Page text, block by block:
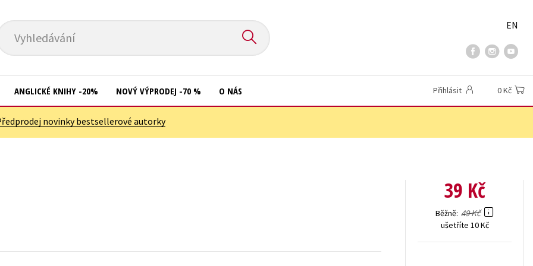
Vyhledávání
EN
ANGLICKÉ KNIHY -20% NOVÝ VÝPRODEJ -70 % O NÁS Přihlásit 0 Kč
novinky bestsellerové autorky
39 Kč
Běžně 49 Kč
ušetříte 10 Kč